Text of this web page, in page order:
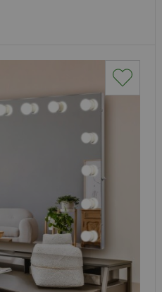
Галерея
Відповідь
Контакти